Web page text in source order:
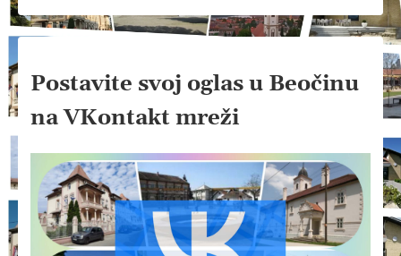
Postavite svoj oglas u Beočinu
na VKontakt mreži